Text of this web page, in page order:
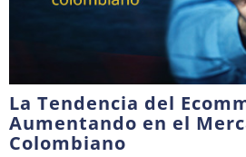
La Tendencia del
Aumentando en el
Colombiano